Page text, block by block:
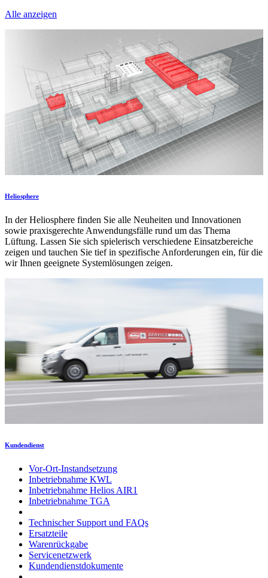
Alle anzeigen
Heliosphere
In der Heliosphere finden Sie alle Neuheiten und Innovationen
sowie praxisgerechte Anwendungsfälle rund um das Thema
Lüftung. Lassen Sie sich spielerisch verschiedene Einsatzbereiche
zeigen und tauchen Sie tief in spezifische Anforderungen ein, für die
wir Ihnen geeignete Systemlösungen zeigen.
Kundendienst
Vor-Ort-Instandsetzung
Inbetriebnahme KWL
Inbetriebnahme Helios AIR1
Inbetriebnahme TGA
Technischer Support und FAQs
Ersatzteile
Warenrückgabe
Servicenetzwerk
Kundendienstdokumente